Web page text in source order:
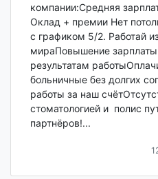
компании:Средняя
Оклад + премии Нет
с графиком 5/2. Работай
мираПовышение зарплаты
результатам
больничные без долгих
работы за наш
стоматологией и полис
партнёров!...